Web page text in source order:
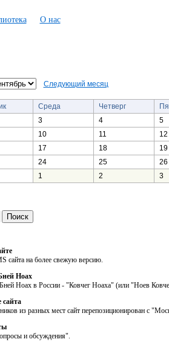
О нас
Следующий месяц
Среда Четверг
3 4 5
10 11 12
17 18 19
24 25 26
1 2 3
сайта на более свежую версию.
Ноах
Ноах в России - "Ковчег Ноаха" (или "Ноев
сайта
из разных мест сайт перепозиционирован с
и обсуждения".